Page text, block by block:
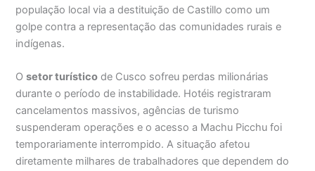
população local via a destituição de Castillo como um
golpe contra a representação das comunidades rurais e
indígenas.
Osetor turístico de Cusco sofreu perdas milionárias
durante o período de instabilidade. Hotéis registraram
cancelamentos massivos, agências de turismo
suspenderam operações e o acesso a Machu Picchu foi
temporariamente interrompido. A situação afetou
diretamente milhares de trabalhadores que dependem do